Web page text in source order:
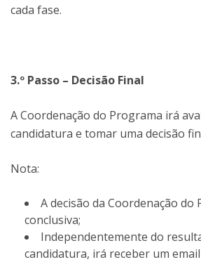
cada fase.
3.º Passo – Decisão Final
A Coordenação do Programa irá
candidatura e tomar uma decisão
Nota:
A decisão da Coordenação do
conclusiva;
Independentemente do
candidatura, irá receber um